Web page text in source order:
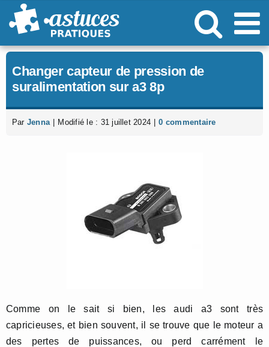
Passer
au
Changer capteur de pression de
suralimentation sur a3 8p
Par Jenna Modifié le : 31 juillet 2024 0 commentaire
Comme on le sait si bien, les audi a3 sont très
capricieuses, et bien souvent, il se trouve que le moteur a
des pertes de puissances, ou perd carrément le